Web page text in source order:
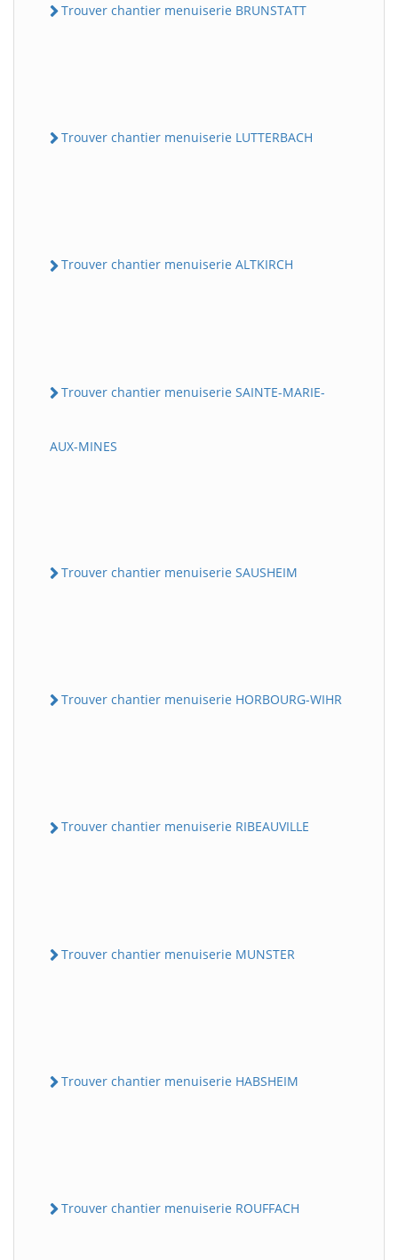
Trouver chantier menuiserie BRUNSTATT
Trouver chantier menuiserie LUTTERBACH
Trouver chantier menuiserie ALTKIRCH
Trouver chantier menuiserie SAINTE-MARIE-
AUX-MINES
Trouver chantier menuiserie SAUSHEIM
Trouver chantier menuiserie HORBOURG-WIHR
Trouver chantier menuiserie RIBEAUVILLE
Trouver chantier menuiserie MUNSTER
Trouver chantier menuiserie HABSHEIM
Trouver chantier menuiserie ROUFFACH